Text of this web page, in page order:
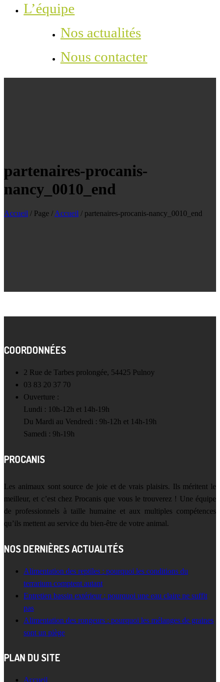
L’équipe
Nos actualités
Nous contacter
partenaires-procanis-
nancy_0010_end
Accueil / Page / Accueil / partenaires-procanis-nancy_0010_end
COORDONNÉES
2 Rue de Tarbes prolongée, 54425 Pulnoy
03 83 20 37 70
Ouverture :
Lundi : 10h-12h et 14h-19h
Du Mardi au Vendredi : 9h-12h et 14h-19h
Samedi : 9h-19h
PROCANIS
Les animaux sont source de joie et de vrais plaisirs. Ils méritent le
meilleur, et c’est chez Procanis que vous le trouverez ! Une équipe
de professionnels à taille humaine et aux multiples compétences
qu’ils mettent au service du bien-être de votre animal.
NOS DERNIÈRES ACTUALITÉS
Alimentation des reptiles : pourquoi les conditions du
terrarium comptent autant
Entretien bassin extérieur : pourquoi une eau claire ne suffit
pas
Alimentation des rongeurs : pourquoi les mélanges de graines
sont un piège
PLAN DU SITE
Accueil